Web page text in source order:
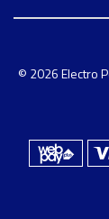
© 2026 Electro